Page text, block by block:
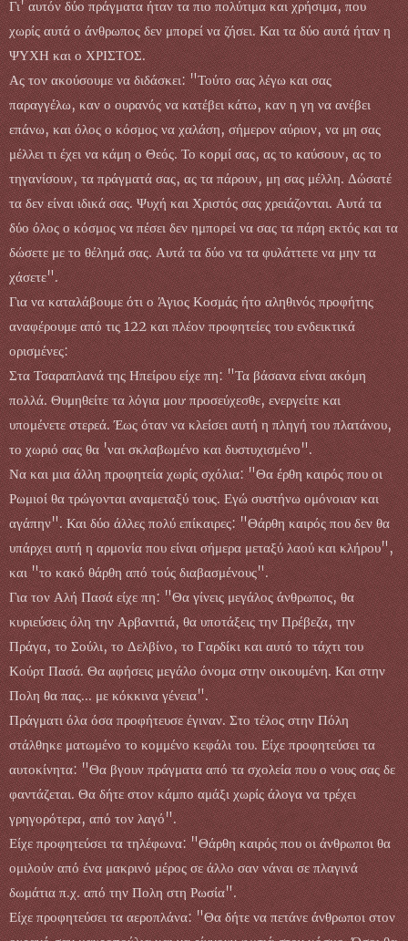
Γι' αυτόν δύο πράγματα ήταν τα πιο πολύτιμα και χρήσιμα, που
χωρίς αυτά ο άνθρωπος δεν μπορεί να ζήσει. Και τα δύο αυτά ήταν η
ΨΥΧΗ και ο ΧΡΙΣΤΟΣ.
Ας τον ακούσουμε να διδάσκει: "Τούτο σας λέγω και σας
παραγγέλω, καν ο ουρανός να κατέβει κάτω, καν η γη να ανέβει
επάνω, και όλος ο κόσμος να χαλάση, σήμερον αύριον, να μη σας
μέλλει τι έχει να κάμη ο Θεός. Το κορμί σας, ας το καύσουν, ας το
τηγανίσουν, τα πράγματά σας, ας τα πάρουν, μη σας μέλλη. Δώσατέ
τα δεν είναι ιδικά σας. Ψυχή και Χριστός σας χρειάζονται. Αυτά τα
δύο όλος ο κόσμος να πέσει δεν ημπορεί να σας τα πάρη εκτός και τα
δώσετε με το θέλημά σας. Αυτά τα δύο να τα φυλάττετε να μην τα
χάσετε".
Για να καταλάβουμε ότι ο Άγιος Κοσμάς ήτο αληθινός προφήτης
αναφέρουμε από τις 122 και πλέον προφητείες του ενδεικτικά
ορισμένες:
Στα Τσαραπλανά της Ηπείρου είχε πη: "Τα βάσανα είναι ακόμη
πολλά. Θυμηθείτε τα λόγια μου· προσεύχεσθε, ενεργείτε και
υπομένετε στερεά. Έως όταν να κλείσει αυτή η πληγή του πλατάνου,
το χωριό σας θα 'ναι σκλαβωμένο και δυστυχισμένο".
Να και μια άλλη προφητεία χωρίς σχόλια: "Θα έρθη καιρός που οι
Ρωμιοί θα τρώγονται αναμεταξύ τους. Εγώ συστήνω ομόνοιαν και
αγάπην". Και δύο άλλες πολύ επίκαιρες: "Θάρθη καιρός που δεν θα
υπάρχει αυτή η αρμονία που είναι σήμερα μεταξύ λαού και κλήρου",
και "το κακό θάρθη από τούς διαβασμένους".
Για τον Αλή Πασά είχε πη: "Θα γίνεις μεγάλος άνθρωπος, θα
κυριεύσεις όλη την Αρβανιτιά, θα υποτάξεις την Πρέβεζα, την
Πράγα, το Σούλι, το Δελβίνο, το Γαρδίκι και αυτό το τάχτι του
Κούρτ Πασά. Θα αφήσεις μεγάλο όνομα στην οικουμένη. Και στην
Πολη θα πας... με κόκκινα γένεια".
Πράγματι όλα όσα προφήτευσε έγιναν. Στο τέλος στην Πόλη
στάλθηκε ματωμένο το κομμένο κεφάλι του. Είχε προφητεύσει τα
αυτοκίνητα: "Θα βγουν πράγματα από τα σχολεία που ο νους σας δε
φαντάζεται. Θα δήτε στον κάμπο αμάξι χωρίς άλογα να τρέχει
γρηγορότερα, από τον λαγό".
Είχε προφητεύσει τα τηλέφωνα: "Θάρθη καιρός που οι άνθρωποι θα
ομιλούν από ένα μακρινό μέρος σε άλλο σαν νάναι σε πλαγινά
δωμάτια π.χ. από την Πολη στη Ρωσία".
Είχε προφητεύσει τα αεροπλάνα: "Θα δήτε να πετάνε άνθρωποι στον